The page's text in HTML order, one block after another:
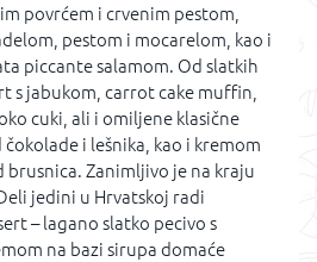
povrćem i crvenim pestom,
pestom i mocarelom, kao i
piccante salamom. Od slatkih
s jabukom, carrot cake muffin,
cuki, ali i omiljene klasične
i lešnika, kao i kremom
brusnica. Zanimljivo je na kraju
jedini u Hrvatskoj radi
– lagano slatko pecivo s
na bazi sirupa domaće